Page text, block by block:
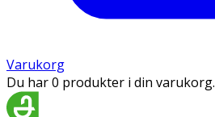
Varukorg
Du har 0 produkter i din varukorg.